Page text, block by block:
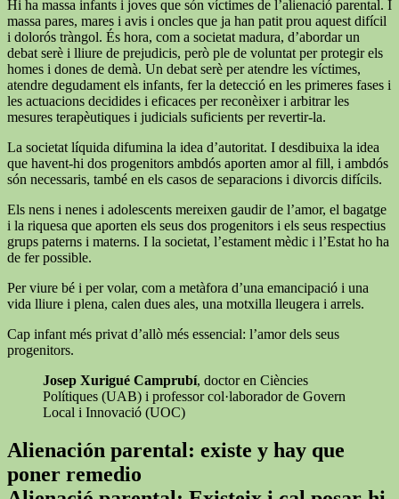
Hi ha massa infants i joves que són víctimes de l’alienació parental. I
massa pares, mares i avis i oncles que ja han patit prou aquest difícil
i dolorós tràngol. És hora, com a societat madura, d’abordar un
debat serè i lliure de prejudicis, però ple de voluntat per protegir els
homes i dones de demà. Un debat serè per atendre les víctimes,
atendre degudament els infants, fer la detecció en les primeres fases i
les actuacions decidides i eficaces per reconèixer i arbitrar les
mesures terapèutiques i judicials suficients per revertir-la.
La societat líquida difumina la idea d’autoritat. I desdibuixa la idea
que havent-hi dos progenitors ambdós aporten amor al fill, i ambdós
són necessaris, també en els casos de separacions i divorcis difícils.
Els nens i nenes i adolescents mereixen gaudir de l’amor, el bagatge
i la riquesa que aporten els seus dos progenitors i els seus respectius
grups paterns i materns. I la societat, l’estament mèdic i l’Estat ho ha
de fer possible.
Per viure bé i per volar, com a metàfora d’una emancipació i una
vida lliure i plena, calen dues ales, una motxilla lleugera i arrels.
Cap infant més privat d’allò més essencial: l’amor dels seus
progenitors.
Josep Xurigué Camprubí, doctor en Ciències
Polítiques (UAB) i professor col·laborador de Govern
Local i Innovació (UOC)
Alienación parental: existe y hay que
poner remedio